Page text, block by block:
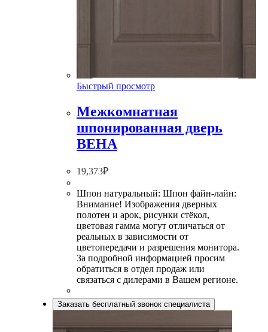
Быстрый просмотр
Межкомнатная
шпонированная дверь
ВЕНА
19,373₽
Шпон натуральный: Шпон файн-лайн:
Внимание! Изображения дверных
полотен и арок, рисунки стёкол,
цветовая гамма могут отличаться от
реальных в зависимости от
цветопередачи и разрешения монитора.
За подробной информацией просим
обратиться в отдел продаж или
связаться с дилерами в Вашем регионе.
Заказать бесплатный звонок специалиста